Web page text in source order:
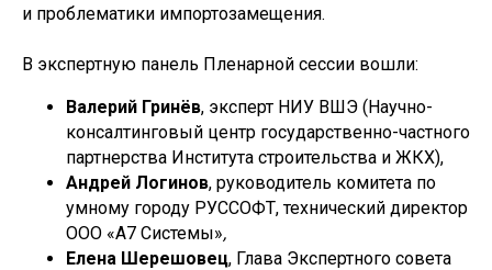
и проблематики импортозамещения.
В экспертную панель Пленарной сессии вошли:
Валерий Гринёв, эксперт НИУ ВШЭ (Научно-
консалтинговый центр государственно-частного
партнерства Института строительства и ЖКХ),
Андрей Логинов, руководитель комитета по
умному городу РУССОФТ, технический директор
ООО «А7 Системы»,
Елена Шерешовец, Глава Экспертного совета